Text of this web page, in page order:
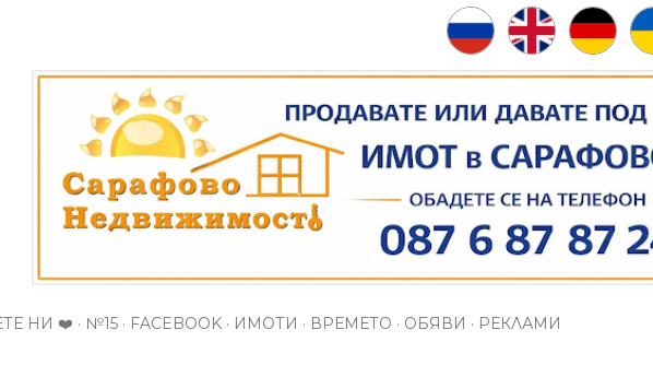
НИ ❤️ №15 FACEBOOK ИМОТИ ВРЕМЕТО ОБЯВИ РЕКЛАМИ